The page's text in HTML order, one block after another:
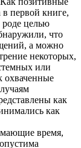
первой книге,
роде целью
что
а можно
некоторых,
или
охваченные
как
как
время,